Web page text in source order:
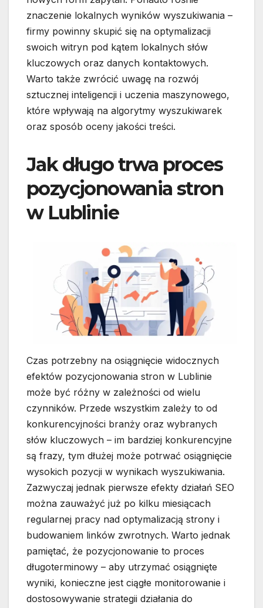
znaczenie lokalnych wyników wyszukiwania –
firmy powinny skupić się na optymalizacji
swoich witryn pod kątem lokalnych słów
kluczowych oraz danych kontaktowych.
Warto także zwrócić uwagę na rozwój
sztucznej inteligencji i uczenia maszynowego,
które wpływają na algorytmy wyszukiwarek
oraz sposób oceny jakości treści.
Jak długo trwa proces
pozycjonowania stron
w Lublinie
Czas potrzebny na osiągnięcie widocznych
efektów pozycjonowania stron w Lublinie
może być różny w zależności od wielu
czynników. Przede wszystkim zależy to od
konkurencyjności branży oraz wybranych
słów kluczowych – im bardziej konkurencyjne
są frazy, tym dłużej może potrwać osiągnięcie
wysokich pozycji w wynikach wyszukiwania.
Zazwyczaj jednak pierwsze efekty działań SEO
można zauważyć już po kilku miesiącach
regularnej pracy nad optymalizacją strony i
budowaniem linków zwrotnych. Warto jednak
pamiętać, że pozycjonowanie to proces
długoterminowy – aby utrzymać osiągnięte
wyniki, konieczne jest ciągłe monitorowanie i
dostosowywanie strategii działania do